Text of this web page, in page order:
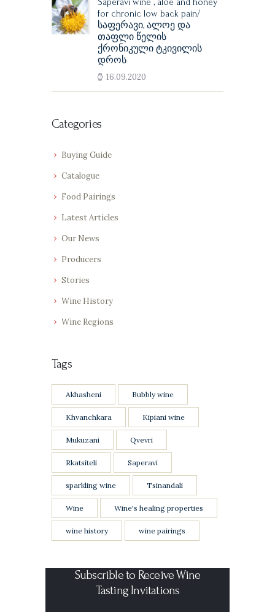
for chronic low back pain/
საფერავი, ალოე და
თაფლი წელის
ქრონიკული ტკივილის
დროს
16.09.2020
Categories
Buying Guide
Catalogue
Food Pairings
Latest Articles
Our News
Producers
Stories
Wine History
Wine Regions
Tags
Akhasheni Bubbly wine
Khvanchkara Kipiani wine
Mukuzani Qvevri
Rkatsiteli Saperavi
sparkling wine Tsinandali
Wine Wine's healing properties
wine history wine pairings
Subscrible to Receive Wine
Tasting Invitations